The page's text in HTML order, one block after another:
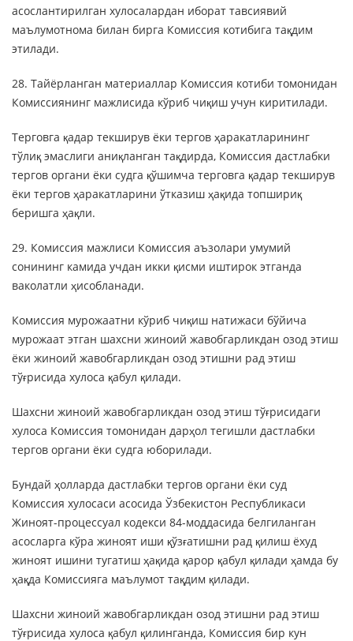
асослантирилган хулосалардан иборат тавсиявий
маълумотнома билан бирга Комиссия котибига тақдим
этилади.
28. Тайёрланган материаллар Комиссия котиби томонидан
Комиссиянинг мажлисида кўриб чиқиш учун киритилади.
Терговга қадар текширув ёки тергов ҳаракатларининг
тўлиқ эмаслиги аниқланган тақдирда, Комиссия дастлабки
тергов органи ёки судга қўшимча терговга қадар текширув
ёки тергов ҳаракатларини ўтказиш ҳақида топшириқ
беришга ҳақли.
29. Комиссия мажлиси Комиссия аъзолари умумий
сонининг камида учдан икки қисми иштирок этганда
ваколатли ҳисобланади.
Комиссия мурожаатни кўриб чиқиш натижаси бўйича
мурожаат этган шахсни жиноий жавобгарликдан озод этиш
ёки жиноий жавобгарликдан озод этишни рад этиш
тўғрисида хулоса қабул қилади.
Шахсни жиноий жавобгарликдан озод этиш тўғрисидаги
хулоса Комиссия томонидан дарҳол тегишли дастлабки
тергов органи ёки судга юборилади.
Бундай ҳолларда дастлабки тергов органи ёки суд
Комиссия хулосаси асосида Ўзбекистон Республикаси
Жиноят-процессуал кодекси 84-моддасида белгиланган
асосларга кўра жиноят иши қўзғатишни рад қилиш ёхуд
жиноят ишини тугатиш ҳақида қарор қабул қилади ҳамда бу
ҳақда Комиссияга маълумот тақдим қилади.
Шахсни жиноий жавобгарликдан озод этишни рад этиш
тўғрисида хулоса қабул қилинганда, Комиссия бир кун